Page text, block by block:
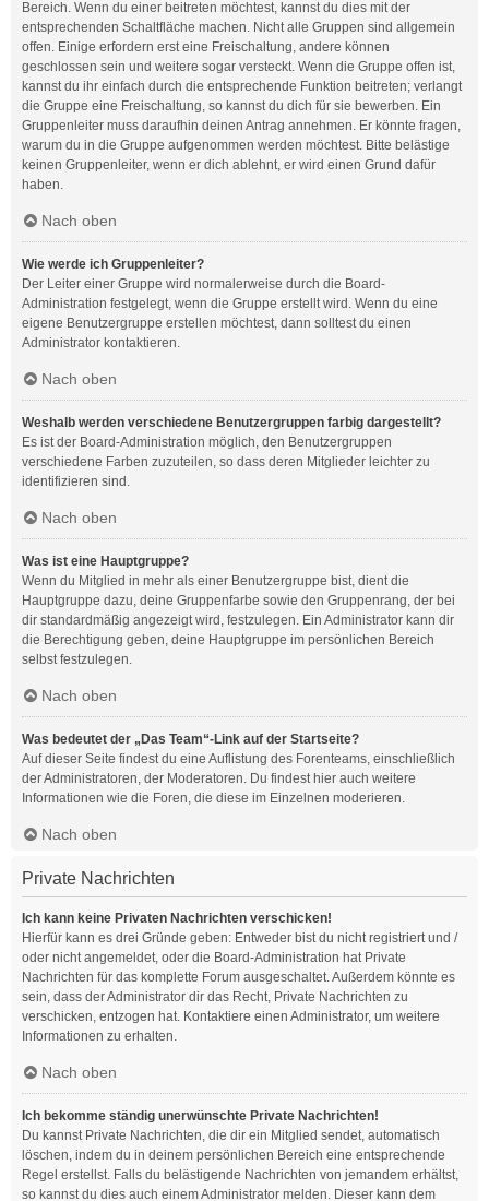
Bereich. Wenn du einer beitreten möchtest, kannst du dies mit der
entsprechenden Schaltfläche machen. Nicht alle Gruppen sind allgemein
offen. Einige erfordern erst eine Freischaltung, andere können
geschlossen sein und weitere sogar versteckt. Wenn die Gruppe offen ist,
kannst du ihr einfach durch die entsprechende Funktion beitreten; verlangt
die Gruppe eine Freischaltung, so kannst du dich für sie bewerben. Ein
Gruppenleiter muss daraufhin deinen Antrag annehmen. Er könnte fragen,
warum du in die Gruppe aufgenommen werden möchtest. Bitte belästige
keinen Gruppenleiter, wenn er dich ablehnt, er wird einen Grund dafür
haben.
Nach oben
Wie werde ich Gruppenleiter?
Der Leiter einer Gruppe wird normalerweise durch die Board-
Administration festgelegt, wenn die Gruppe erstellt wird. Wenn du eine
eigene Benutzergruppe erstellen möchtest, dann solltest du einen
Administrator kontaktieren.
Nach oben
Weshalb werden verschiedene Benutzergruppen farbig dargestellt?
Es ist der Board-Administration möglich, den Benutzergruppen
verschiedene Farben zuzuteilen, so dass deren Mitglieder leichter zu
identifizieren sind.
Nach oben
Was ist eine Hauptgruppe?
Wenn du Mitglied in mehr als einer Benutzergruppe bist, dient die
Hauptgruppe dazu, deine Gruppenfarbe sowie den Gruppenrang, der bei
dir standardmäßig angezeigt wird, festzulegen. Ein Administrator kann dir
die Berechtigung geben, deine Hauptgruppe im persönlichen Bereich
selbst festzulegen.
Nach oben
Was bedeutet der „Das Team“-Link auf der Startseite?
Auf dieser Seite findest du eine Auflistung des Forenteams, einschließlich
der Administratoren, der Moderatoren. Du findest hier auch weitere
Informationen wie die Foren, die diese im Einzelnen moderieren.
Nach oben
Private Nachrichten
Ich kann keine Privaten Nachrichten verschicken!
Hierfür kann es drei Gründe geben: Entweder bist du nicht registriert und /
oder nicht angemeldet, oder die Board-Administration hat Private
Nachrichten für das komplette Forum ausgeschaltet. Außerdem könnte es
sein, dass der Administrator dir das Recht, Private Nachrichten zu
verschicken, entzogen hat. Kontaktiere einen Administrator, um weitere
Informationen zu erhalten.
Nach oben
Ich bekomme ständig unerwünschte Private Nachrichten!
Du kannst Private Nachrichten, die dir ein Mitglied sendet, automatisch
löschen, indem du in deinem persönlichen Bereich eine entsprechende
Regel erstellst. Falls du belästigende Nachrichten von jemandem erhältst,
so kannst du dies auch einem Administrator melden. Dieser kann dem